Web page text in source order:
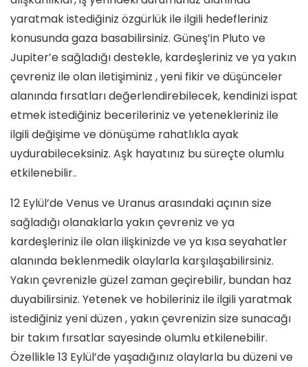
yaratmak istediğiniz özgürlük ile ilgili hedefleriniz
konusunda gaza basabilirsiniz. Güneş’in Pluto ve
Jupiter’e sağladığı destekle, kardeşleriniz ve ya yakın
çevreniz ile olan iletişiminiz , yeni fikir ve düşünceler
alanında fırsatları değerlendirebilecek, kendinizi ispat
etmek istediğiniz becerileriniz ve yetenekleriniz ile
ilgili değişime ve dönüşüme rahatlıkla ayak
uydurabileceksiniz. Aşk hayatınız bu süreçte olumlu
etkilenebilir..
12 Eylül’de Venus ve Uranus arasındaki açının size
sağladığı olanaklarla yakın çevreniz ve ya
kardeşleriniz ile olan ilişkinizde ve ya kısa seyahatler
alanında beklenmedik olaylarla karşılaşabilirsiniz.
Yakın çevrenizle güzel zaman geçirebilir, bundan haz
duyabilirsiniz. Yetenek ve hobileriniz ile ilgili yaratmak
istediğiniz yeni düzen , yakın çevrenizin size sunacağı
bir takım fırsatlar sayesinde olumlu etkilenebilir.
Özellikle 13 Eylül’de yaşadığınız olaylarla bu düzeni ve